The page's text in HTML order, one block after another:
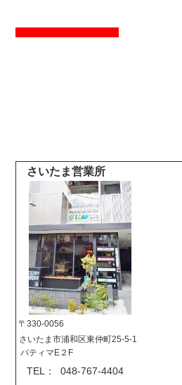
さいたま営業所
〒330-0056
さいたま市浦和区東仲町25-5-1
バティマE２F
TEL： 048-767-4404